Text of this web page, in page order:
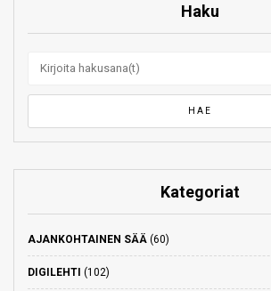
Haku
Kategoriat
AJANKOHTAINEN SÄÄ (60)
DIGILEHTI (102)